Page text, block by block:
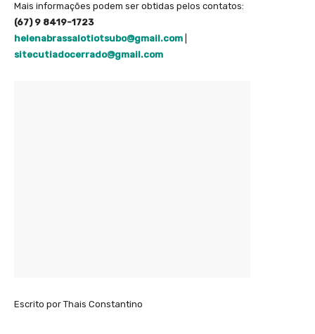
Mais informações podem ser obtidas pelos contatos:
(67) 9 8419-1723
helenabrassalotiotsubo@gmail.com
sitecutiadocerrado@gmail.com
Escrito por Thais Constantino